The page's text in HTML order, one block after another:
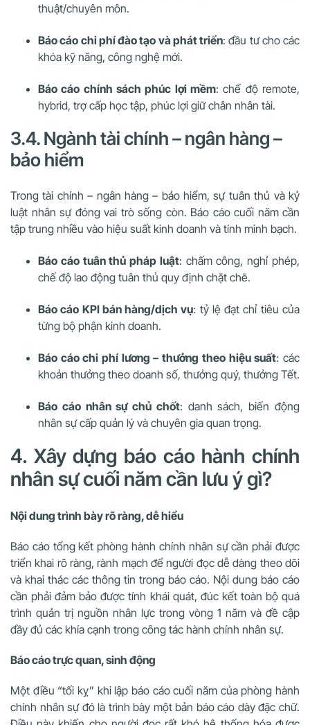
thuật/chuyên môn.
Báo cáo chi phí đào tạo và phát triển: đầu tư cho các
khóa kỹ năng, công nghệ mới.
Báo cáo chính sách phúc lợi mềm: chế độ remote,
hybrid, trợ cấp học tập, phúc lợi giữ chân nhân tài.
3.4. Ngành tài chính – ngân hàng –
bảo hiểm
Trong tài chính – ngân hàng – bảo hiểm, sự tuân thủ và kỷ
luật nhân sự đóng vai trò sống còn. Báo cáo cuối năm cần
tập trung nhiều vào hiệu suất kinh doanh và tính minh bạch.
Báo cáo tuân thủ pháp luật: chấm công, nghỉ phép,
chế độ lao động tuân thủ quy định chặt chẽ.
Báo cáo KPI bán hàng/dịch vụ: tỷ lệ đạt chỉ tiêu của
từng bộ phận kinh doanh.
Báo cáo chi phí lương – thưởng theo hiệu suất: các
khoản thưởng theo doanh số, thưởng quý, thưởng Tết.
Báo cáo nhân sự chủ chốt: danh sách, biến động
nhân sự cấp quản lý và chuyên gia quan trọng.
4. Xây dựng báo cáo hành chính
nhân sự cuối năm cần lưu ý gì?
Nội dung trình bày rõ ràng, dễ hiểu
Báo cáo tổng kết phòng hành chính nhân sự cần phải được
triển khai rõ ràng, rành mạch để người đọc dễ dàng theo dõi
và khai thác các thông tin trong báo cáo. Nội dung báo cáo
cần phải đảm bảo được tính khái quát, đúc kết toàn bộ quá
trình quản trị nguồn nhân lực trong vòng 1 năm và đề cập
đầy đủ các khía cạnh trong công tác hành chính nhân sự.
Báo cáo trực quan, sinh động
Một điều “tối kỵ” khi lập báo cáo cuối năm của phòng hành
chính nhân sự đó là trình bày một bản báo cáo dày đặc chữ.